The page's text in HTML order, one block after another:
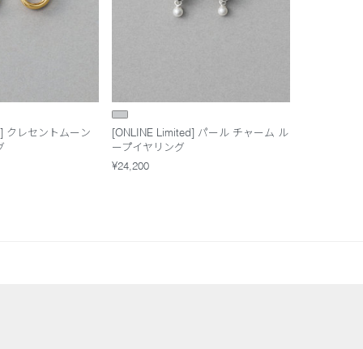
クレセントムーン
[ONLINE Limited] パール チャーム ル
ープイヤリング
¥24,200